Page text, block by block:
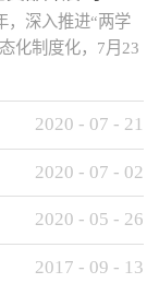
，深入推进“两学
化制度化，7月23
党支部举办了“学
2020 - 07 - 21
2020 - 07 - 02
2020 - 05 - 26
2017 - 09 - 13